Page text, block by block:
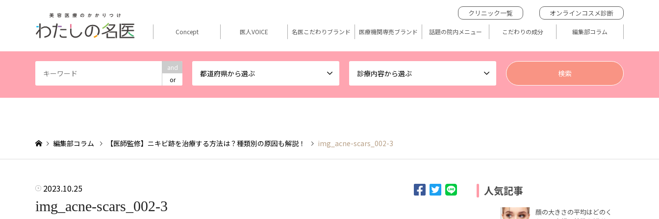
and
or
都道府県から選ぶ 診療内容から選ぶ
クリニック一覧 オンラインコスメ診断
Concept 医人VOICE 名医こだわりブランド 医療機関専売ブランド 話題の院内メニュー こだわりの成分 編集部コラム
編集部コラム 【医師監修】ニキビ跡を治療する方法は？種類別の原因も解説！ img_acne-scars_002-3
2023.10.25
img_acne-scars_002-3
人気記事
顔の大きさの平均はどのく